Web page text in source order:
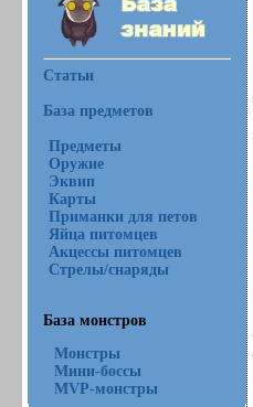
Статьи
База предметов
Предметы
Оружие
Эквип
Карты
Приманки для петов
Яйца питомцев
Акцессы питомцев
Стрелы/снаряды
База монстров
Монстры
Мини-боссы
MVP-монстры